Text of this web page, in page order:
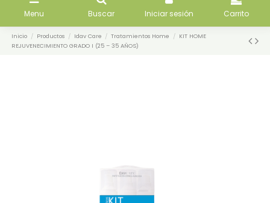
Menu Buscar Iniciar sesión Carrito
Inicio Productos Idav Care Tratamientos Home
KIT HOME
REJUVENECIMIENTO GRADO I (25 – 35 AÑOS)